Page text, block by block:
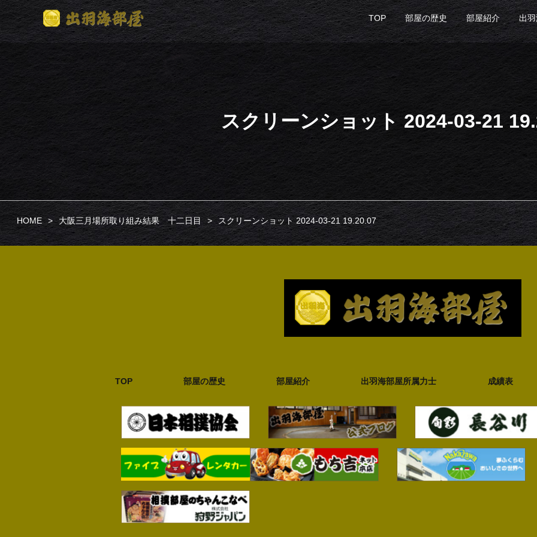
TOP 部屋の歴史 部屋紹介 出
スクリーンショット 2024-03-21
HOME 大阪三月場所取り組み結果 十二日目 スクリーンショット 2024-03-21 19.20.07
TOP 部屋の歴史 部屋紹介 出羽海部屋所属力士 成績表